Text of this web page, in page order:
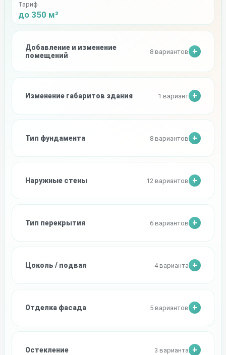
Тариф
до 350 м²
Добавление и изменение
помещений
8 вариантов
Изменение габаритов здания 1 вариант
Тип фундамента 8 вариантов
Наружные стены 12 вариантов
Тип перекрытия 6 вариантов
Цоколь / подвал 4 варианта
Отделка фасада 5 вариантов
Остекление 3 варианта